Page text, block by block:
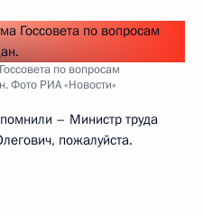
по вопросам
Фото РИА «Новости»
– Министр труда
пожалуйста.